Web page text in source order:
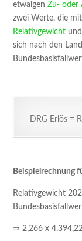
etwaigenZu- oder
zwei Werte, die
Relativgewicht
sich nach den
DRG Erlös =
Beispielrechnung
Relativgewicht
⇒ 2,266 x